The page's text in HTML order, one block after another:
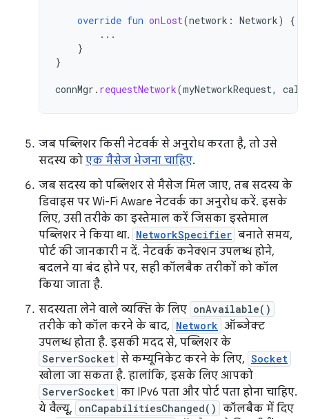
override fun onLost(network : Network)
{
...
}
}
connMgr . requestNetwork(myNetworkRequest,
जब पब्लिशर किसी नेटवर्क से अनुरोध करता है, तो उसे
सदस्य को एक मैसेज भेजना चाहिए.
जब सदस्य को पब्लिशर से मैसेज मिल जाए, तब सदस्य के
डिवाइस पर Wi-Fi Aware नेटवर्क का अनुरोध करें. इसके
लिए, उसी तरीके का इस्तेमाल करें जिसका इस्तेमाल
पब्लिशर ने किया था. NetworkSpecifier बनाते समय,
पोर्ट की जानकारी न दें. नेटवर्क कनेक्शन उपलब्ध होने,
बदलने या बंद होने पर, सही कॉलबैक तरीकों को कॉल
किया जाता है.
सदस्यता लेने वाले व्यक्ति के लिए onAvailable()
तरीके को कॉल करने के बाद, Network ऑब्जेक्ट
उपलब्ध होता है. इसकी मदद से, पब्लिशर के
ServerSocket से कम्यूनिकेट करने के लिए, Socket
खोला जा सकता है. हालांकि, इसके लिए आपको
ServerSocket का IPv6 पता और पोर्ट पता होना चाहिए.
ये वैल्यू, onCapabilitiesChanged() कॉलबैक में दिए